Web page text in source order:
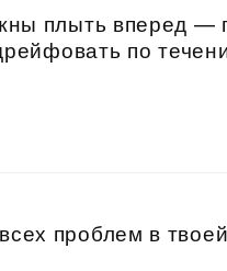
плыть вперед —
по
проблем в